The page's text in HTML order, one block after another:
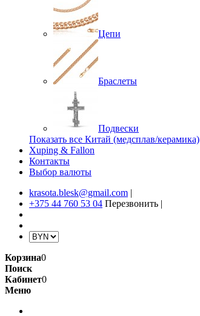
Цепи
Браслеты
Подвески
Показать все Китай (медсплав/керамика)
Xuping & Fallon
Контакты
Выбор валюты
krasota.blesk@gmail.com |
+375 44 760 53 04 Перезвонить |
Корзина0
Поиск
Кабинет0
Меню